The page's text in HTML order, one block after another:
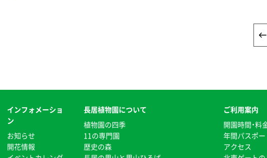
インフォメーショ
ン
お知らせ
開花情報
長居植物園について
植物園の四季
11の専門園
歴史の森
ご利用案内
開園時間・料
年間パスポー
アクセス